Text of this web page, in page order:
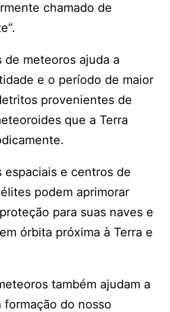
chamado de
de meteoros ajuda a
e o período de maior
provenientes de
que a Terra
espaciais e centros de
podem aprimorar
para suas naves e
órbita próxima à Terra e
também ajudam a
formação do nosso